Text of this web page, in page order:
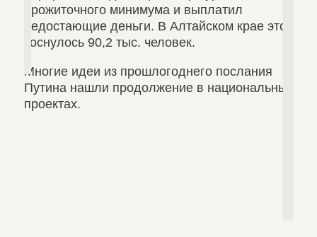
прожиточного минимума и выплатил
недостающие деньги. В Алтайском крае это
коснулось 90,2 тыс. человек.
Многие идеи из прошлогоднего послания
Путина нашли продолжение в национальных
проектах.